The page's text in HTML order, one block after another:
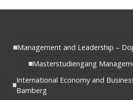
Management and Leadership –
Masterstudiengang
International Economy and
Bamberg